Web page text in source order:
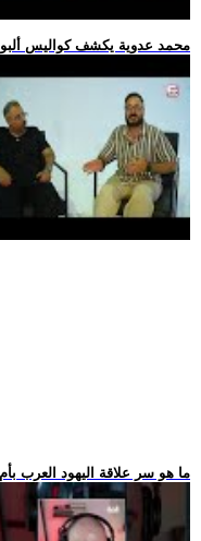
.. محمد عدوية يكشف كواليس
.. ما هو سر علاقة اليهود العرب